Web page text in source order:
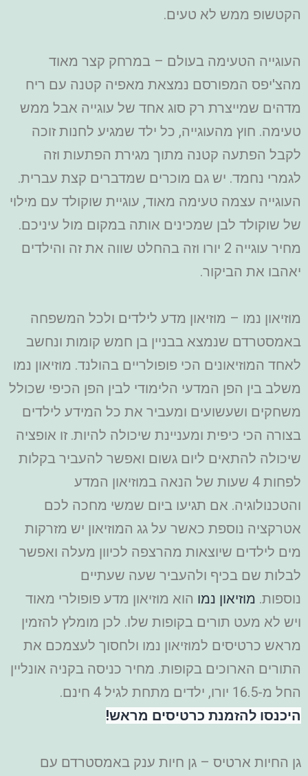
הקטשופ ממש לא טעים.
העוגייה הטעימה בעולם – במרחק קצר מאוד
מהצ'יפס המפורסם נמצאת מאפיה קטנה עם ריח
מדהים שמייצרת רק סוג אחד של עוגייה אבל ממש
טעימה. חוץ מהעוגייה, כל ילד שמגיע לחנות זוכה
לקבל הפתעה קטנה מתוך מגירת הפתעות וזה
לגמרי נחמד. יש גם מוכרים שמדברים קצת עברית.
העוגייה עצמה טעימה מאוד, עוגיית שוקולד עם מילוי
של שוקולד לבן שמכינים אותה במקום מול עיניכם.
מחיר עוגייה 2 יורו וזה בהחלט שווה את זה והילדים
יאהבו את הביקור.
מוזיאון נמו – מוזיאון מדע לילדים ולכל המשפחה
באמסטרדם שנמצא בבניין בן חמש קומות ונחשב
לאחד המוזיאונים הכי פופולריים בהולנד. מוזיאון נמו
משלב בין הפן המדעי הלימודי לבין הפן הכיפי שכולל
משחקים ושעשועים ומעביר את כל המידע לילדים
בצורה הכי כיפית ומעניינת שיכולה להיות. זו אופציה
שיכולה להתאים ליום גשום ואפשר להעביר בקלות
לפחות 4 שעות של הנאה במוזיאון המדע
והטכנולוגיה. אם תגיעו ביום שמשי מחכה לכם
אטרקציה נוספת כאשר על גג המוזיאון יש מזרקות
מים לילדים שיוצאות מהרצפה לכיוון מעלה ואפשר
לבלות שם בכיף ולהעביר שעה שעתיים
נוספות. מוזיאון נמו הוא מוזיאון מדע פופולרי מאוד
ויש לא מעט תורים בקופות שלו. לכן מומלץ להזמין
מראש כרטיסים למוזיאון נמו ולחסוך לעצמכם את
התורים הארוכים בקופות. מחיר כניסה בקניה אונליין
החל מ-16.5 יורו, ילדים מתחת לגיל 4 חינם.
היכנסו להזמנת כרטיסים מראש!
גן החיות ארטיס – גן חיות ענק באמסטרדם עם